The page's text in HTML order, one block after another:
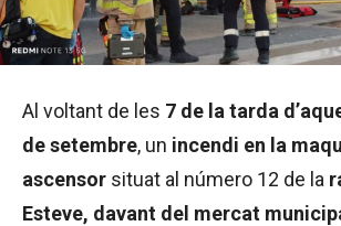
Al voltant de les 7 de la tarda
de setembre, un incendi en la
ascensor situat al número 12 de la
Esteve, davant del mercat